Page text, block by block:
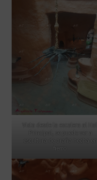
Vista desde la escalera al Hall
Principal, se puede ver a
escultura de araña hecha en
fierro